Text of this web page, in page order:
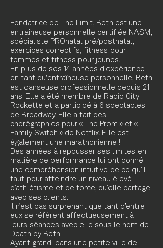
Fondatrice de The Limit, Beth est une
entraîneuse personnelle certifiée NASM,
spécialiste PROnatal pré/postnatal,
exercices correctifs, fitness pour
femmes et fitness pour jeunes.
En plus de ses 14 années d'expérience
en tant qu'entraîneuse personnelle, Beth
est danseuse professionnelle depuis 21
ans. Elle a été membre de Radio City
Rockette et a participé à 6 spectacles
de Broadway. Elle a fait des
chorégraphies pour « The Prom » et «
Family Switch » de Netflix. Elle est
également une marathonienne !
Des années à repousser ses limites en
matière de performance lui ont donné
une compréhension intuitive de ce qu’il
faut pour atteindre un niveau élevé
d’athlétisme et de force, qu’elle partage
avec ses clients.
Il n’est pas surprenant que tant d’entre
eux se réfèrent affectueusement à
leurs séances avec elle sous le nom de
Death by Beth !
Ayant grandi dans une petite ville de